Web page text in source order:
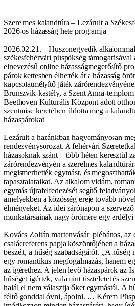
Szerelmes kalandtúra – Lezárult a
2026-os házasság hete programja
2026.02.21. – Huszonegyedik
székesfehérvári püspökség támogatásával
elnevezésű online házasságmegerősítő
párok kettesben élhették át a házasság
kapcsolatmélyítő játék
Brunszvik-kastély, a Szent Anna-
Beethoven Kulturális Központ adott
szentmise keretében áldotta meg a
házaspárokat.
Lezárult a hazánkban hagyományosan
rendezvénysorozat. A fehérvári
házasoknak szánt – több héten keresztül
zárórendezvényén a szerelmes
megismerhették egymást, és
tapasztalataikat. Az alkalom vidám,
egymás újrafelfedezését segítő
amelyekben a közösség ereje tovább
élményeket. Az idei zárónapon a szervező
munkatársainak nagy örömére egy erdélyi
Kovács Zoltán martonvásári plébános, az
családreferens papja köszöntőjében a
beszélt, a hűség szabadságáról. „A hűség
egy romantikus megfogalmazás, hanem
az ígérethez. A jelen levő házaspárok az
hűséget ígértek, valamint tiszteletet és
halál el nem választja őket egymástól. A
féltő gonddal óvni, ápolni. … Kérem